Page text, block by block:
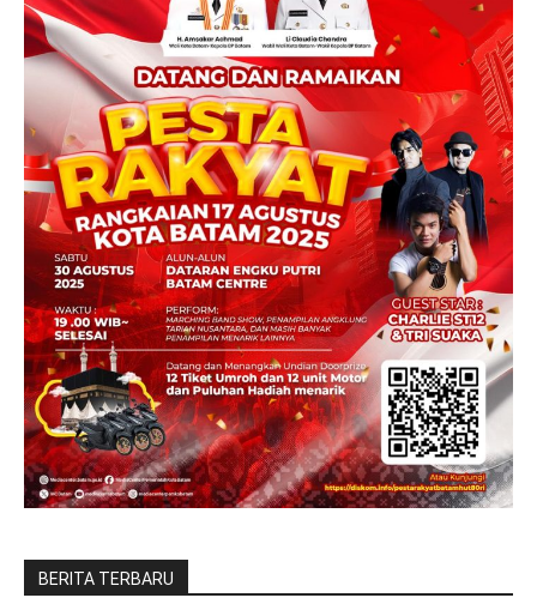
BERITA TERBARU